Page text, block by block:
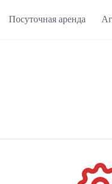
Посуточная аренда